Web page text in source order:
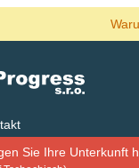
Sie Ihre Unterkunft